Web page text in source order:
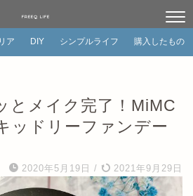
FREEQ LIFE
ア DIY シンプルライフ 購入したもの
とメイク完了！MiMC
ッドリーファンデー
2020年5月19日 / 2021年9月29日